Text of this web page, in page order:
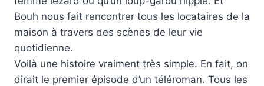
Bouh nous fait rencontrer tous les locataires de la
maison à travers des scènes de leur vie
quotidienne.
Voilà une histoire vraiment très simple. En fait, on
dirait le premier épisode d’un téléroman. Tous les